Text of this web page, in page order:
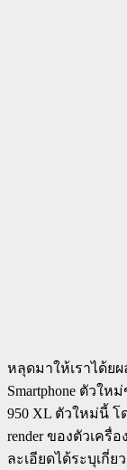
หลุดมาให้เราได้ย
Smartphone ตัวให
950 XL ตัวใหม่นี้
render ของตัวเครื่
ละเอียดได้ระบุเกี่